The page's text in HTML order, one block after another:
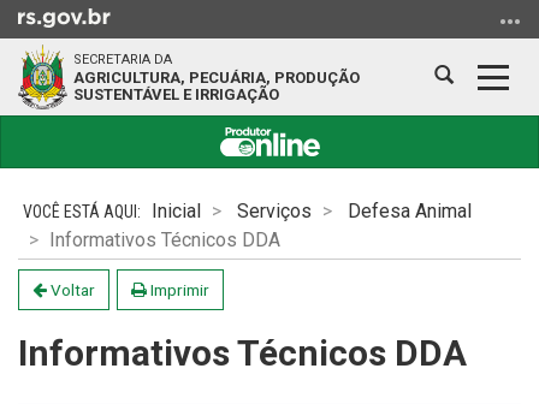
para
conteúdo
menu
para
SECRETARIA DA
AGRICULTURA, PECUÁRIA, PRODUÇÃO
SUSTENTÁVEL E IRRIGAÇÃO
Abrir
conteúdo
Inicial Serviços
Defesa Animal
Informativos Técnicos DDA
Voltar Imprimir
Informativos Técnicos DDA